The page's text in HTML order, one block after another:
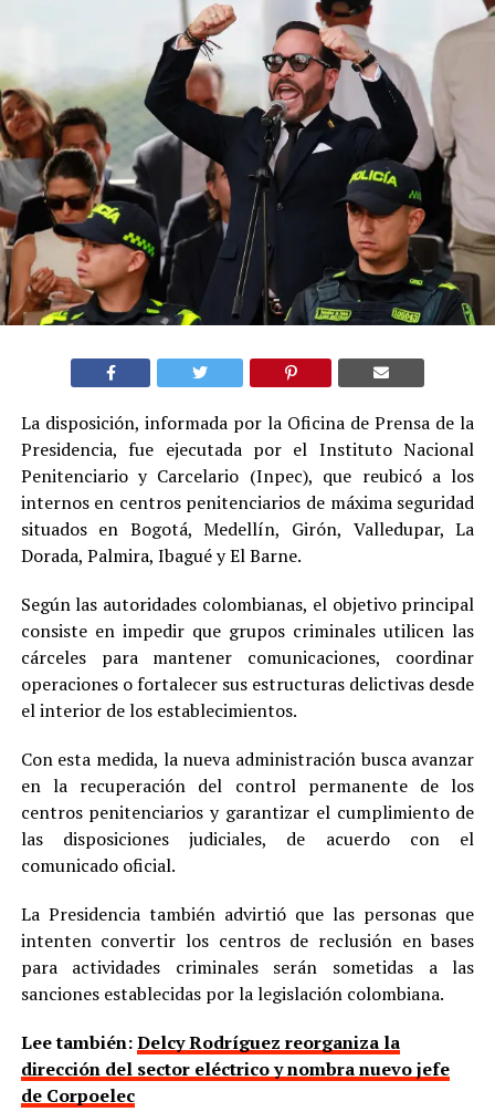
La disposición, informada por la Oficina de Prensa de la
Presidencia, fue ejecutada por el Instituto Nacional
Penitenciario y Carcelario (Inpec), que reubicó a los
internos en centros penitenciarios de máxima seguridad
situados en Bogotá, Medellín, Girón, Valledupar, La
Dorada, Palmira, Ibagué y El Barne.
Según las autoridades colombianas, el objetivo principal
consiste en impedir que grupos criminales utilicen las
cárceles para mantener comunicaciones, coordinar
operaciones o fortalecer sus estructuras delictivas desde
el interior de los establecimientos.
Con esta medida, la nueva administración busca avanzar
en la recuperación del control permanente de los
centros penitenciarios y garantizar el cumplimiento de
las disposiciones judiciales, de acuerdo con el
comunicado oficial.
La Presidencia también advirtió que las personas que
intenten convertir los centros de reclusión en bases
para actividades criminales serán sometidas a las
sanciones establecidas por la legislación colombiana.
Lee también:Delcy Rodríguez reorganiza la
dirección del sector eléctrico y nombra nuevo jefe
de Corpoelec